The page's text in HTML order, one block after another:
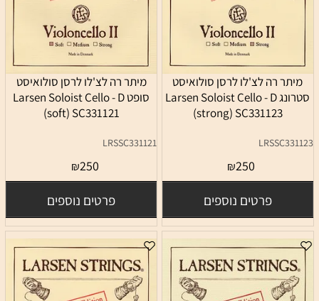
מיתר רה לצ'לו לרסן סולואיסט
סטרונג Larsen Soloist Cello - D
(strong) SC331123
LRSSC331123
₪250
פרטים נוספים
מיתר רה לצ'לו לרסן סולואיסט
סופט Larsen Soloist Cello - D
(soft) SC331121
LRSSC331121
₪250
פרטים נוספים